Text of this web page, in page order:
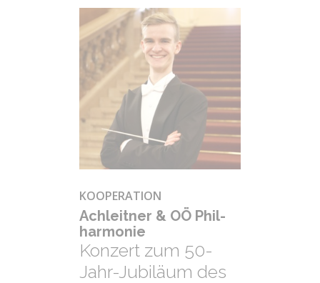
KOOPERATION
Ach­leit­ner & OÖ Phil­
har­mo­nie
Konzert zum 50-
Jahr-Jubiläum des